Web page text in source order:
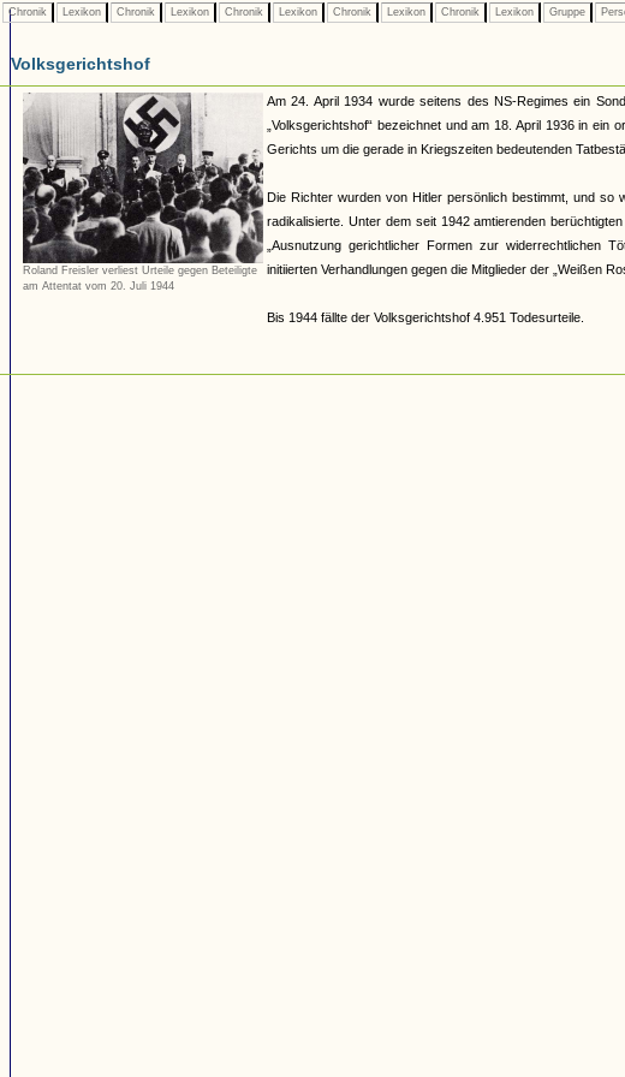
Chronik Lexikon Chronik Lexikon Chronik Lexikon Chronik Lexikon Chronik Lexikon Gruppe
Volksgerichtshof
Roland Freisler verliest Urteile gegen Beteiligte
am Attentat vom 20. Juli 1944
Am 24. April 1934 wurde seitens des NS-Regimes ein
„Volksgerichtshof“ bezeichnet und am 18. April 1936 in
Gerichts um die gerade in Kriegszeiten bedeutenden
Die Richter wurden von Hitler persönlich bestimmt, und so
radikalisierte. Unter dem seit 1942 amtierenden
„Ausnutzung gerichtlicher Formen zur widerrechtlichen
initiierten Verhandlungen gegen die Mitglieder der „Weißen
Bis 1944 fällte der Volksgerichtshof 4.951 Todesurteile.